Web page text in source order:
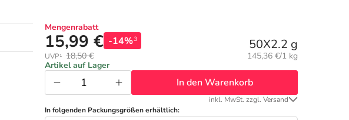
Mengenrabatt
15,99 € -14%3
UVP¹ 18,50 €
50X2.2 g
Grundpreis:
145,36 €/1 kg
Artikel auf Lager
In den Warenkorb
inkl. MwSt. zzgl. Versand
In folgenden Packungsgrößen erhältlich: